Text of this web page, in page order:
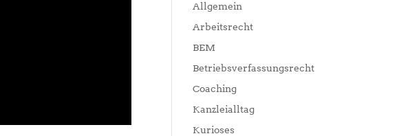
Allgemein
Arbeitsrecht
BEM
Betriebsverfassungsrecht
Coaching
Kanzleialltag
Kurioses